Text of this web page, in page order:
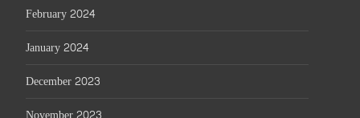
February 2024
January 2024
December 2023